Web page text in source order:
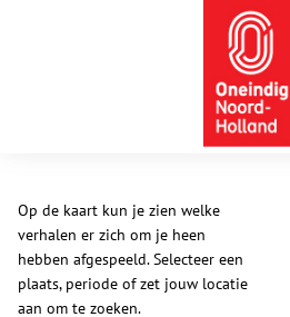
Op de kaart kun je zien welke
verhalen er zich om je heen
hebben afgespeeld. Selecteer een
plaats, periode of zet jouw locatie
aan om te zoeken.